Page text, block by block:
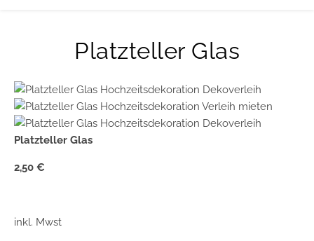
Platzteller Glas
Platzteller Glas
2,50 €
inkl. Mwst